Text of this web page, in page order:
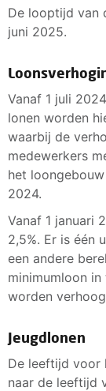
De looptijd van
juni 2025.
Vanaf 1 juli
lonen worden
waarbij de
medewerkers
het
2024.
Vanaf 1 januari
2,5%. Er is één
een andere
minimumloon
worden
Jeugdlonen
De leeftijd voor
naar de leeftijd